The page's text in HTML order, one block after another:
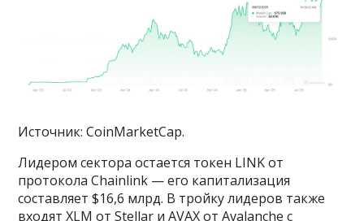
Источник: CoinMarketCap.
Лидером сектора остается токен LINK от
протокола Chainlink — его капитализация
составляет $16,6 млрд. В тройку лидеров также
входят XLM от Stellar и AVAX от Avalanche с